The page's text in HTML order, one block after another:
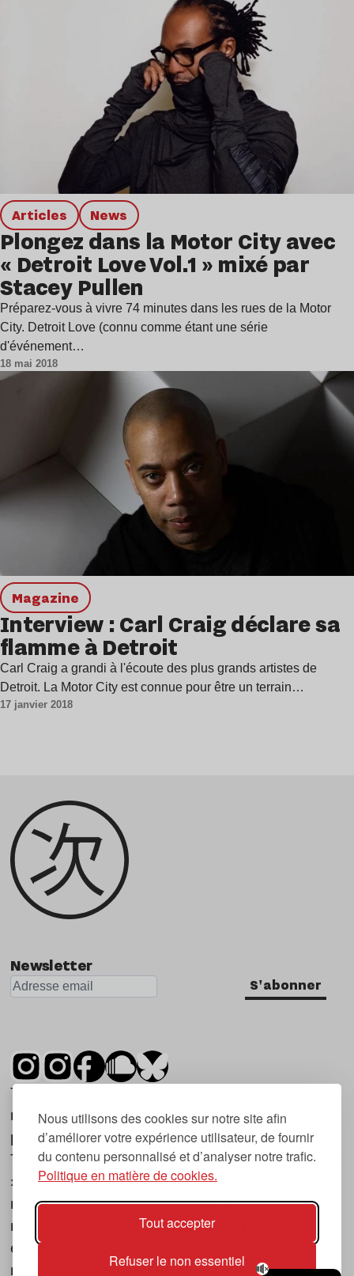
Nous utilisons des cookies sur notre site afin
d’améliorer votre expérience utilisateur, de fournir
du contenu personnalisé et d’analyser notre trafic.
Politique en matière de cookies.
Tout accepter
Refuser le non essentiel
Articles news
Plongez dans la Motor City avec
« Detroit Love Vol.1 » mixé par
Stacey Pullen
Préparez-vous à vivre 74 minutes dans les rues de la Motor
City. Detroit Love (connu comme étant une série
d'événement…
18 mai 2018
magazine
Interview : Carl Craig déclare sa
flamme à Detroit
Carl Craig a grandi à l'écoute des plus grands artistes de
Detroit. La Motor City est connue pour être un terrain…
17 janvier 2018
Newsletter
S'abonner
Tsugi est un mensuel indépendant sur la
musique et les nouvelles tendances, dont la
première parution date de 2007.
Tsugi en japonais signifie « prochain », « suivant
», ce qui correspond à la thématique du
magazine, à l’affût des nouvelles tendances
musicales, qu’elles viennent de la musique
électronique, du rock ou du hip hop, et des
nouveaux phénomènes de société liés à la